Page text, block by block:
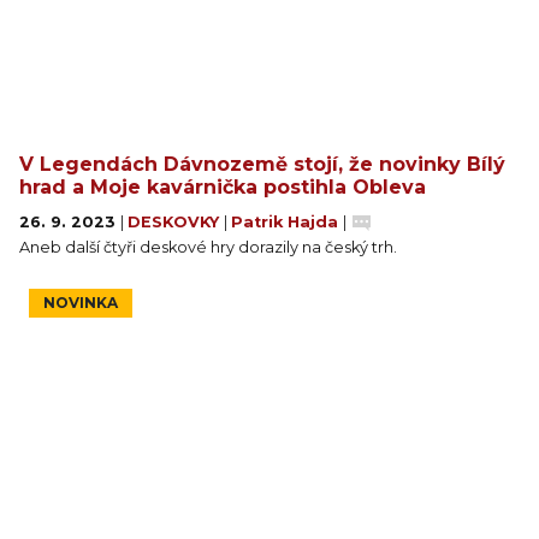
V Legendách Dávnozemě stojí, že novinky Bílý
hrad a Moje kavárnička postihla Obleva
26. 9. 2023 DESKOVKY Patrik Hajda
Aneb další čtyři deskové hry dorazily na český trh.
NOVINKA